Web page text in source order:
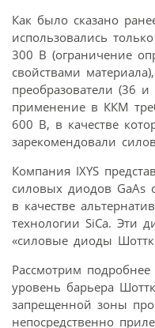
Как было сказано
использовались
300 В (ограничение
свойствами
преобразователи (36
применение в ККМ
600 В, в качестве
зарекомендовали
Компания IXYS
силовых диодов
в качестве
технологии SiCa. Эти
«силовые диоды
Рассмотрим подробнее
уровень барьера
запрещенной зоны
непосредственно